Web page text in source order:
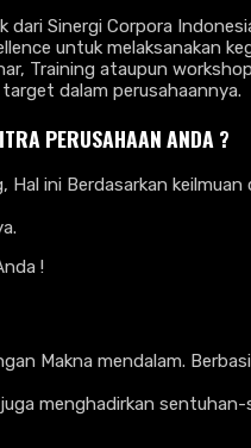
Sinergi Corpora
untuk melaksanakan
Training ataupun
dalam perusahaannya.
PERUSAHAAN ANDA ?
ini Berdasarkan
!
Makna mendalam.
menghadirkan